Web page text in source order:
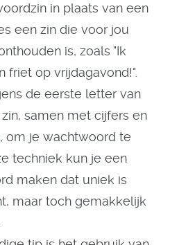
in plaats van een
een zin die voor jou
is, zoals "Ik
friet op vrijdagavond!".
de eerste letter van
samen met cijfers en
om je wachtwoord te
techniek kun je een
maken dat uniek is
maar toch gemakkelijk